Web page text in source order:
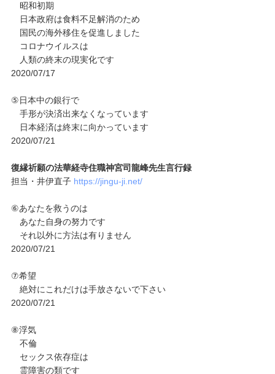
昭和初期
日本政府は食料不足解消のため
国民の海外移住を促進しました
コロナウイルスは
人類の終末の現実化です
2020/07/17
⑤日本中の銀行で
手形が決済出来なくなっています
日本経済は終末に向かっています
2020/07/21
復縁祈願の法華経寺住職神宮司龍峰先生言行録
担当・井伊直子 https://jingu-ji.net/
⑥あなたを救うのは
あなた自身の努力です
それ以外に方法は有りません
2020/07/21
⑦希望
絶対にこれだけは手放さないで下さい
2020/07/21
⑧浮気
不倫
セックス依存症は
霊障害の類です